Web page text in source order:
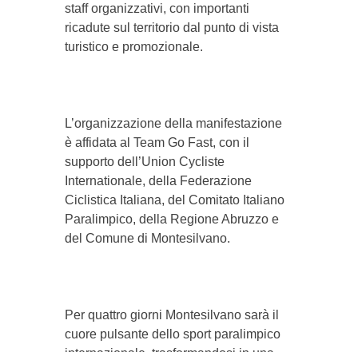
staff organizzativi, con importanti
ricadute sul territorio dal punto di vista
turistico e promozionale.
L’organizzazione della manifestazione
è affidata al Team Go Fast, con il
supporto dell’Union Cycliste
Internationale, della Federazione
Ciclistica Italiana, del Comitato Italiano
Paralimpico, della Regione Abruzzo e
del Comune di Montesilvano.
Per quattro giorni Montesilvano sarà il
cuore pulsante dello sport paralimpico